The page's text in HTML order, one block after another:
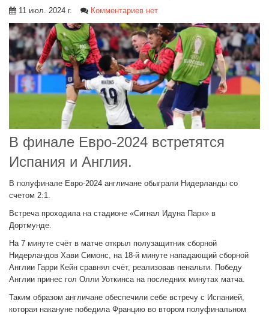
11 июл. 2024 г. Комментариев нет
В финале Евро-2024 встретятся
Испания и Англия.
В полуфинале Евро-2024 англичане обыграли Нидерланды со
счетом 2:1.
Встреча проходила на стадионе «Сигнал Идуна Парк» в
Дортмунде.
На 7 минуте счёт в матче открыл полузащитник сборной
Нидерландов Хави Симонс, на 18-й минуте нападающий сборной
Англии Гарри Кейн сравнял счёт, реализовав пенальти. Победу
Англии принес гол Олли Уоткинса на последних минутах матча.
Таким образом англичане обеспечили себе встречу с Испанией,
которая накануне победила Францию во втором полуфинальном